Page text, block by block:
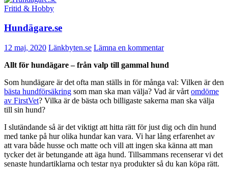
Fritid & Hobby
Hundägare.se
12 maj, 2020 Länkbyten.se Lämna en kommentar
Allt för hundägare – från valp till gammal hund
Som hundägare är det ofta man ställs in för många val: Vilken är den
bästa hundförsäkring som man ska man välja? Vad är vårt omdöme
av FirstVet? Vilka är de bästa och billigaste sakerna man ska välja
till sin hund?
I slutändande så är det viktigt att hitta rätt för just dig och din hund
med tanke på hur olika hundar kan vara. Vi har lång erfarenhet av
att vara både husse och matte och vill att ingen ska känna att man
tycker det är betungande att äga hund. Tillsammans recenserar vi det
senaste hundartiklarna och testar nya produkter så du kan köpa rätt.